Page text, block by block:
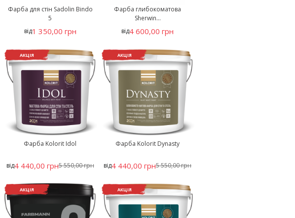
Фарба для стін Sadolin Bindo
5
від1 350,00 грн
Фарба глибокоматова
Sherwin...
від4 600,00 грн
АКЦІЯ
Фарба Kolorit Idol
від4 440,00 грн5 550,00 грн
АКЦІЯ
Фарба Kolorit Dynasty
від4 440,00 грн5 550,00 грн
АКЦІЯ АКЦІЯ